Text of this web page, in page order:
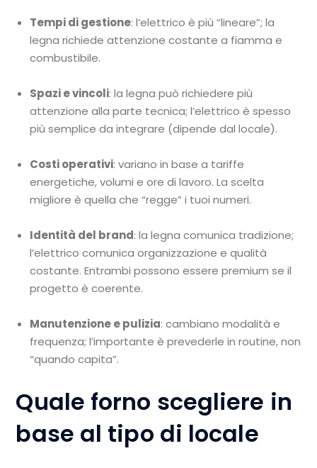
Tempi di gestione: l’elettrico è più “lineare”; la
legna richiede attenzione costante a fiamma e
combustibile.
Spazi e vincoli: la legna può richiedere più
attenzione alla parte tecnica; l’elettrico è spesso
più semplice da integrare (dipende dal locale).
Costi operativi: variano in base a tariffe
energetiche, volumi e ore di lavoro. La scelta
migliore è quella che “regge” i tuoi numeri.
Identità del brand: la legna comunica tradizione;
l’elettrico comunica organizzazione e qualità
costante. Entrambi possono essere premium se il
progetto è coerente.
Manutenzione e pulizia: cambiano modalità e
frequenza; l’importante è prevederle in routine, non
“quando capita”.
Quale forno scegliere in
base al tipo di locale